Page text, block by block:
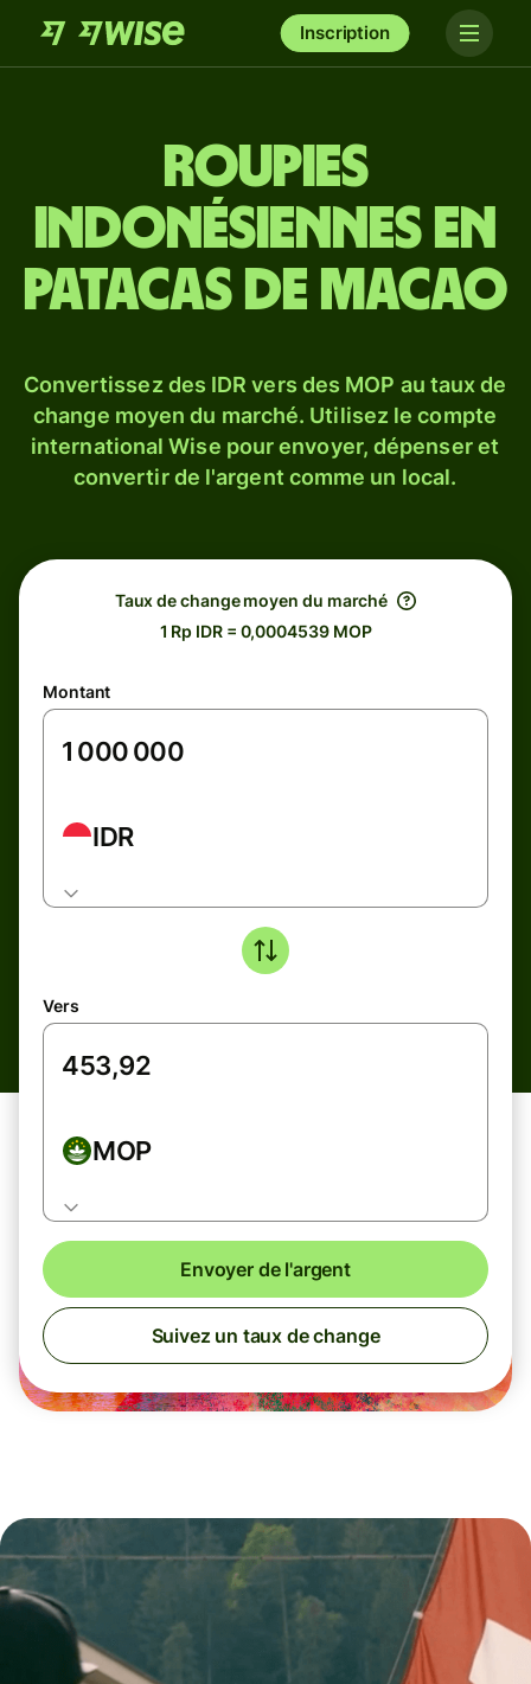
Inscription
Roupies
indonésiennes en
patacas de Macao
Convertissez des IDR vers des MOP au taux de
change moyen du marché. Utilisez le compte
international Wise pour envoyer, dépenser et
convertir de l'argent comme un local.
Taux de change moyen du marché
1 Rp IDR = 0,0004539 MOP
Montant
IDR
Vers
MOP
Envoyer de l'argent
Suivez un taux de change